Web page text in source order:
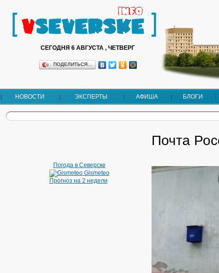
СЕГОДНЯ 6 АВГУСТА , ЧЕТВЕРГ
ПОДЕЛИТЬСЯ…
НОВОСТИ ЭКСПЕРТЫ АФИША БЛОГИ
Погода в Северске
Gismeteo
Прогноз на 2 недели
Почта